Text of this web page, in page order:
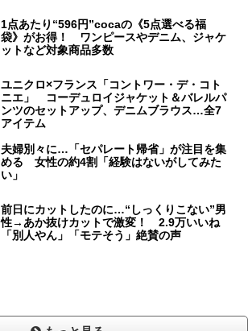
1点あたり“596円”cocaの《5点選べる福
袋》がお得！ ワンピースやデニム、ジャケ
ットなど対象商品多数
ユニクロ×フランス「コントワー・デ・コト
ニエ」 コーデュロイジャケット＆バレルパ
ンツのセットアップ、デニムブラウス…全7
アイテム
夫婦別々に…「セパレート帰省」が注目を集
める 女性の約4割「経験はないがしてみた
い」
前日にカットしたのに…“しっくりこない”男
性→あか抜けカットで激変！ 2.9万いいね
「別人やん」「モテそう」絶賛の声